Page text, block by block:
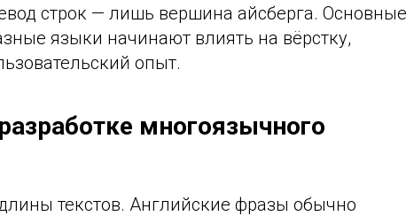
строк — лишь вершина айсберга. Основные
языки начинают влиять на вёрстку,
опыт.
многоязычного
текстов. Английские фразы обычно